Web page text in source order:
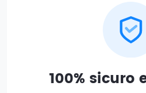
100% sicuro